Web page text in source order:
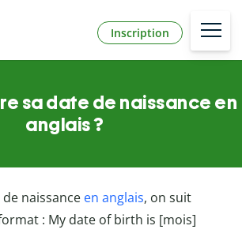
Inscription
sa date de naissance en
anglais ?
naissance en anglais, on suit
: My date of birth is [mois]